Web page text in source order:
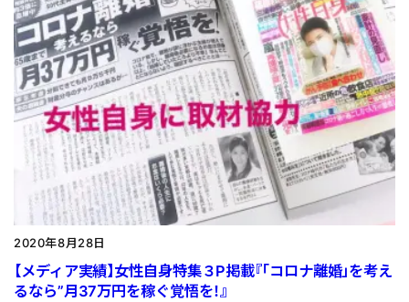
2020年8月28日
【メディア実績】女性自身特集３P掲載『「コロナ離婚」を考え
るなら”月37万円を稼ぐ覚悟を！』